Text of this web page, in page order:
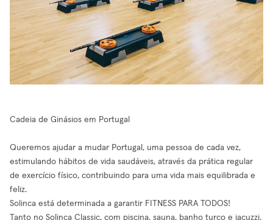
Cadeia de Ginásios em Portugal
Queremos ajudar a mudar Portugal, uma pessoa de cada vez,
estimulando hábitos de vida saudáveis, através da prática regular
de exercício físico, contribuindo para uma vida mais equilibrada e
feliz.
Solinca está determinada a garantir FITNESS PARA TODOS!
Tanto no Solinca Classic, com piscina, sauna, banho turco e jacuzzi,